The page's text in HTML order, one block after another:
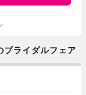
ライダルフェア